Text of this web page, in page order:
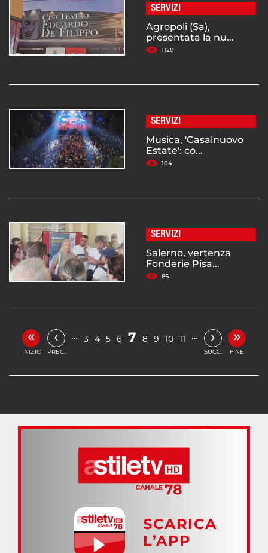
SERVIZI
Agropoli (Sa),
presentata la nu...
1120
SERVIZI
Musica, 'Casalnuovo
Estate': co...
104
SERVIZI
Salerno, vertenza
Fonderie Pisa...
86
«
INIZIO
‹
PREC.
… 3 4 5 6 7 8 9 10 11 … ›
SUCC.
»
FINE
SCARICA
L’APP